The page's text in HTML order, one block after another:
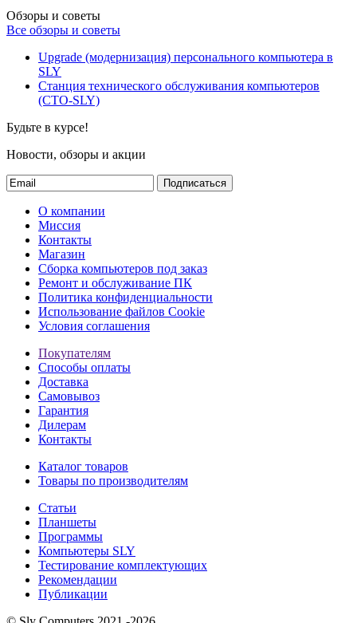
Обзоры и советы
Все обзоры и советы
Upgrade (модернизация) персонального компьютера в
SLY
Станция технического обслуживания компьютеров
(СТО-SLY)
Будьте в курсе!
Новости, обзоры и акции
Подписаться
О компании
Миссия
Контакты
Магазин
Сборка компьютеров под заказ
Ремонт и обслуживание ПК
Политика конфиденциальности
Использование файлов Cookie
Условия соглашения
Покупателям
Способы оплаты
Доставка
Самовывоз
Гарантия
Дилерам
Контакты
Каталог товаров
Товары по производителям
Статьи
Планшеты
Программы
Компьютеры SLY
Тестирование комплектующих
Рекомендации
Публикации